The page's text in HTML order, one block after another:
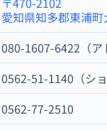
愛知県知多郡東浦
080-1607-6422（ア
0562-51-1140（ショ
0562-77-2510